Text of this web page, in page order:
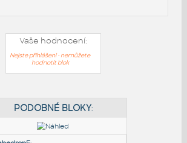
Vaše hodnocení:
Nejste přihlášeni - nemůžete
hodnotit blok